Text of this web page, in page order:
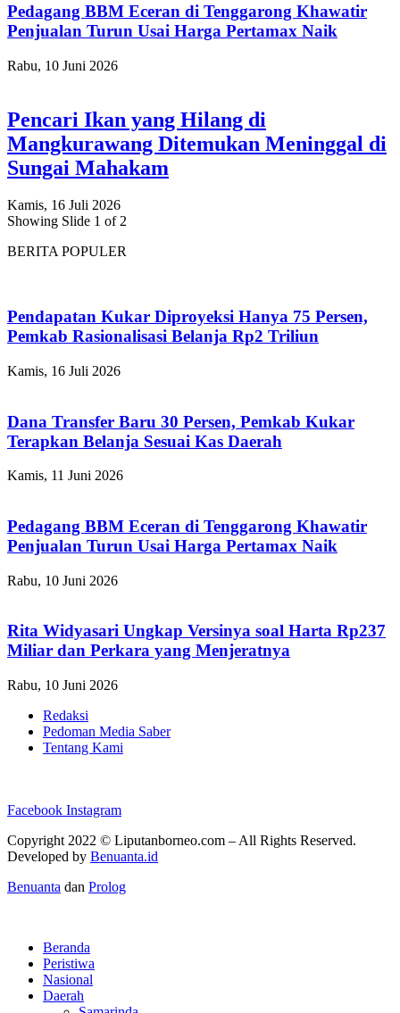
Pedagang BBM Eceran di Tenggarong Khawatir
Penjualan Turun Usai Harga Pertamax Naik
Rabu, 10 Juni 2026
Pencari Ikan yang Hilang di
Mangkurawang Ditemukan Meninggal di
Sungai Mahakam
Kamis, 16 Juli 2026
Showing Slide 1 of 2
BERITA POPULER
Pendapatan Kukar Diproyeksi Hanya 75 Persen,
Pemkab Rasionalisasi Belanja Rp2 Triliun
Kamis, 16 Juli 2026
Dana Transfer Baru 30 Persen, Pemkab Kukar
Terapkan Belanja Sesuai Kas Daerah
Kamis, 11 Juni 2026
Pedagang BBM Eceran di Tenggarong Khawatir
Penjualan Turun Usai Harga Pertamax Naik
Rabu, 10 Juni 2026
Rita Widyasari Ungkap Versinya soal Harta Rp237
Miliar dan Perkara yang Menjeratnya
Rabu, 10 Juni 2026
Redaksi
Pedoman Media Saber
Tentang Kami
Facebook Instagram
Copyright 2022 © Liputanborneo.com – All Rights Reserved.
Developed by Benuanta.id
Benuanta dan Prolog
Beranda
Peristiwa
Nasional
Daerah